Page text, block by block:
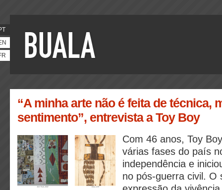
“A minha arte não é feita de técnica,
sentimento”, entrevista a Toy Boy
Com 46 anos, Toy
várias fases do país
independência e
no pós-guerra civil. O